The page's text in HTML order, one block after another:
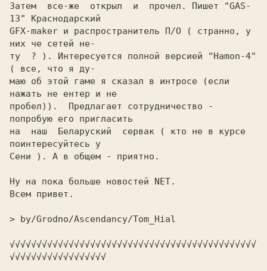
Затем  все-же  открыл  и  прочел. Пишет "GAS-
13" Краснодарский
GFX-maker и распространитель П/О ( странно, у
них че сетей не-
ту  ? ). Интересуется полной версией "Hamon-4"
( все, что я ду-
маю об этой гаме я сказал в интросе (если
нажать не ентер и не
пробел)).  Предлагает сотрудничество -
попробую его пригласить
на  наш  Беларуский  сервак ( кто не в курсе
поинтересуйтесь у
Сени ). А в общем - приятно.
Ну на пока больше новостей NET.
Всем привет.
> by/Grodno/Ascendancy/Tom_Hial
√√√√√√√√√√√√√√√√√√√√√√√√√√√√√√√√√√√√√√√√√√√√√√